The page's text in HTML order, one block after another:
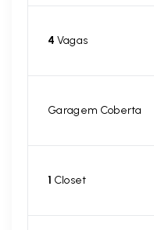
4 Vagas
Garagem Coberta
1 Closet